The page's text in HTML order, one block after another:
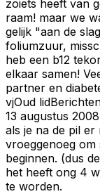
zoiets heeft van
raam! maar we
gelijk "aan de
foliumzuur,
heb een b12
elkaar samen!
partner en
vjOud lid
13 augustus
als je na de pil
vroeggenoeg om
beginnen. (dus
het heeft ong 4
te worden.